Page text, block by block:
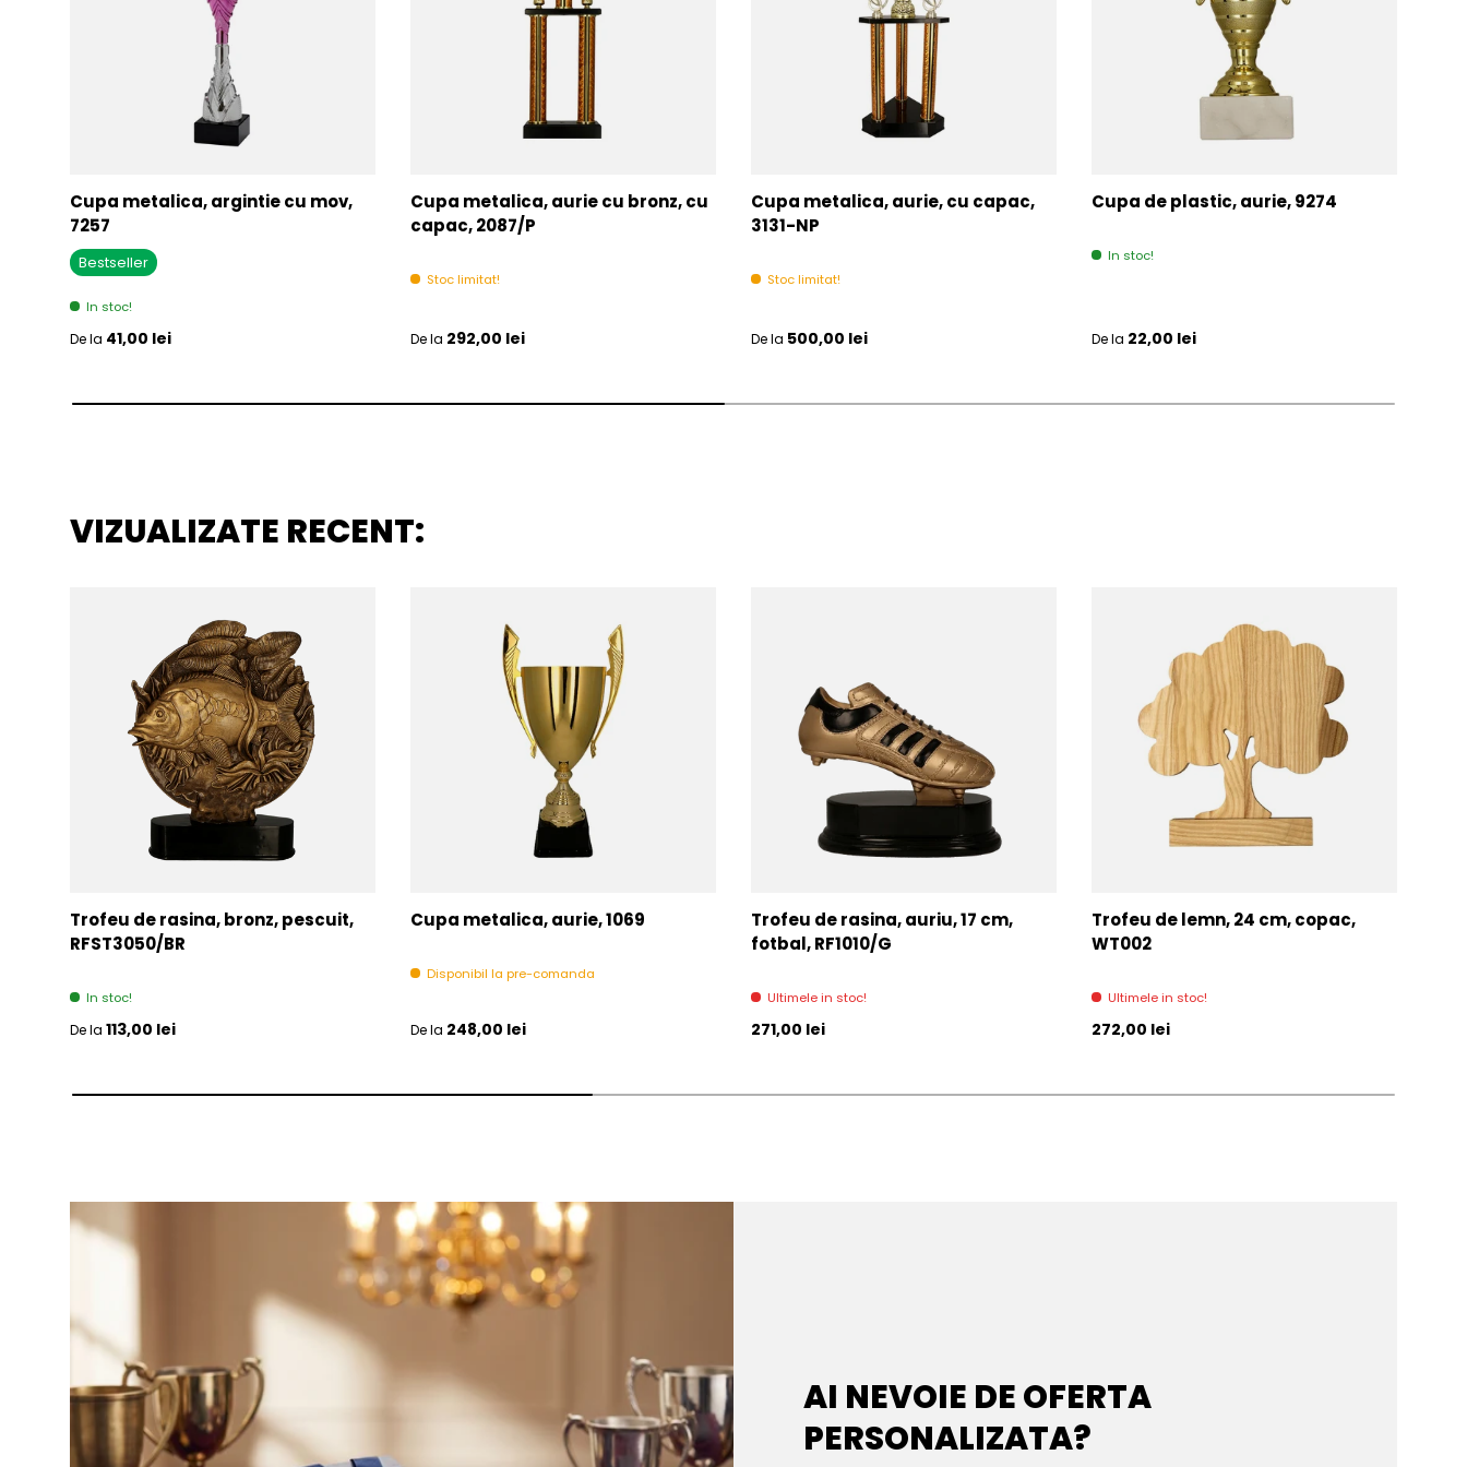
Cupa metalica, argintie cu mov,
7257
Bestseller
In stoc!
Pret initial
De la 41,00 lei
Cupa metalica, aurie cu bronz, cu
capac, 2087/P
Stoc limitat!
Pret initial
De la 292,00 lei
Cupa metalica, aurie, cu capac,
3131-NP
Stoc limitat!
Pret initial
De la 500,00 lei
Cupa de plastic, aurie, 9274
In stoc!
Pret initial
De la 22,00 lei
VIZUALIZATE RECENT:
Trofeu de rasina, bronz, pescuit,
RFST3050/BR
In stoc!
Pret initial
De la 113,00 lei
Cupa metalica, aurie, 1069
Disponibil la pre-comanda
Pret initial
De la 248,00 lei
Trofeu de rasina, auriu, 17 cm,
fotbal, RF1010/G
Ultimele in stoc!
Pret initial
271,00 lei
Trofeu de lemn, 24 cm, copac,
WT002
Ultimele in stoc!
Pret initial
272,00 lei
AI NEVOIE DE OFERTA
PERSONALIZATA?